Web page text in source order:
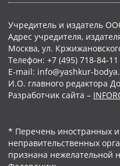
Учредитель и издатель
Адрес учредителя,
Москва, ул.
Телефон: +7 (495) 718-84-11
E-mail: info@yashkur-
И.О. главного редактора
Разработчик сайта –
* Перечень иностранных
неправительственных
признана нежелательной